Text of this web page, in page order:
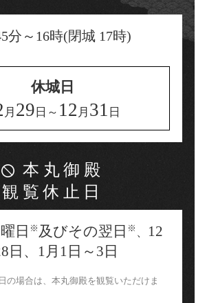
分～16時(閉城 17時)
休城日
月 29 日～ 12 月 31 日
本丸御殿
観覧休止日
日 ※ 及びその翌日 ※ 、 12
日、1月1日～3日
の場合は、本丸御殿を観覧いただけま